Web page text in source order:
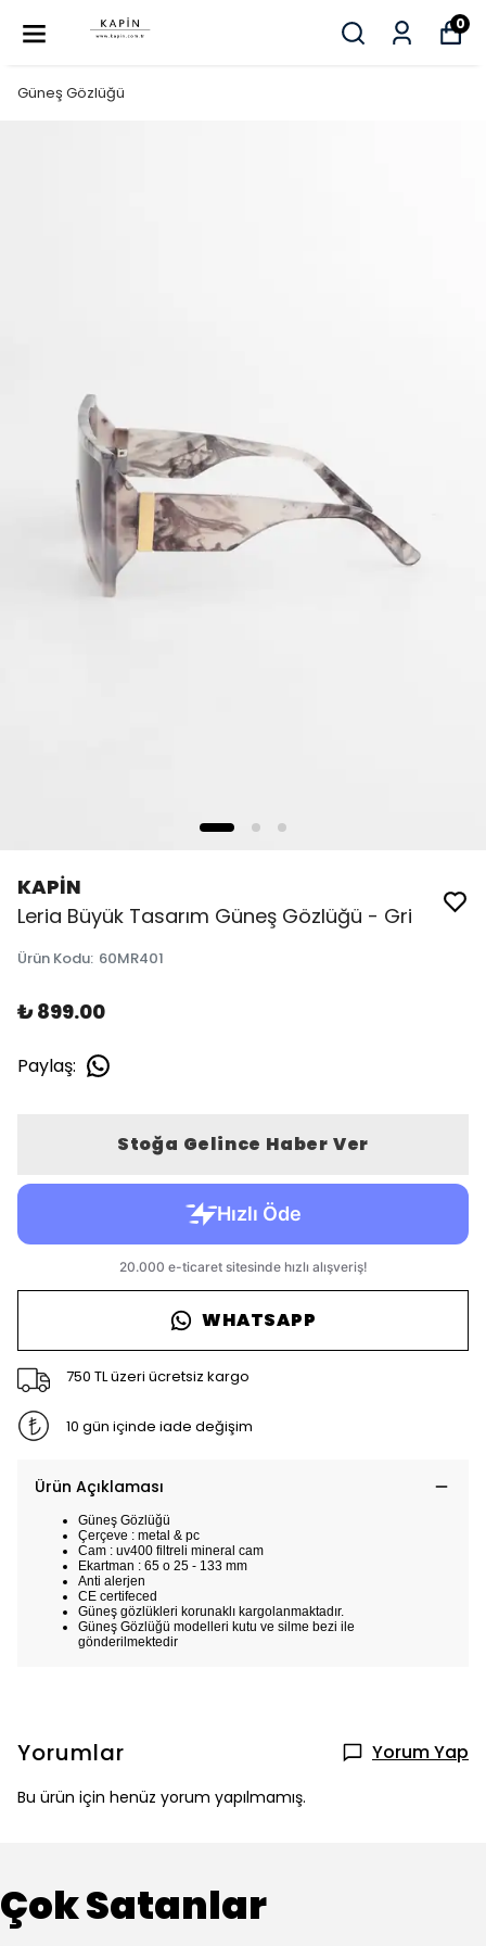
0
Güneş Gözlüğü
KAPİN
Leria Büyük Tasarım Güneş Gözlüğü - Gri
Ürün Kodu: 60MR401
₺ 899.00
Paylaş:
Stoğa Gelince Haber Ver
WHATSAPP
750 TL üzeri ücretsiz kargo
10 gün içinde iade değişim
Ürün Açıklaması
Güneş Gözlüğü
Çerçeve : metal & pc
Cam : uv400 filtreli mineral cam
Ekartman : 65 o 25 - 133 mm
Anti alerjen
CE certifeced
Güneş gözlükleri korunaklı kargolanmaktadır.
Güneş Gözlüğü modelleri kutu ve silme bezi ile
gönderilmektedir
Yorumlar Yorum Yap
Bu ürün için henüz yorum yapılmamış.
Çok Satanlar